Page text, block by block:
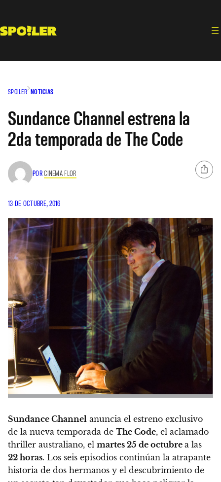
contenido
SPOILER NOTICIAS
Sundance Channel estrena la
2da temporada de The Code
PORCINEMA FLOR
13 DE OCTUBRE, 2016
Sundance Channel anuncia el estreno exclusivo
de la nueva temporada de The Code, el aclamado
thriller australiano, el martes 25 de octubre a las
22 horas. Los seis episodios continúan la atrapante
historia de dos hermanos y el descubrimiento de